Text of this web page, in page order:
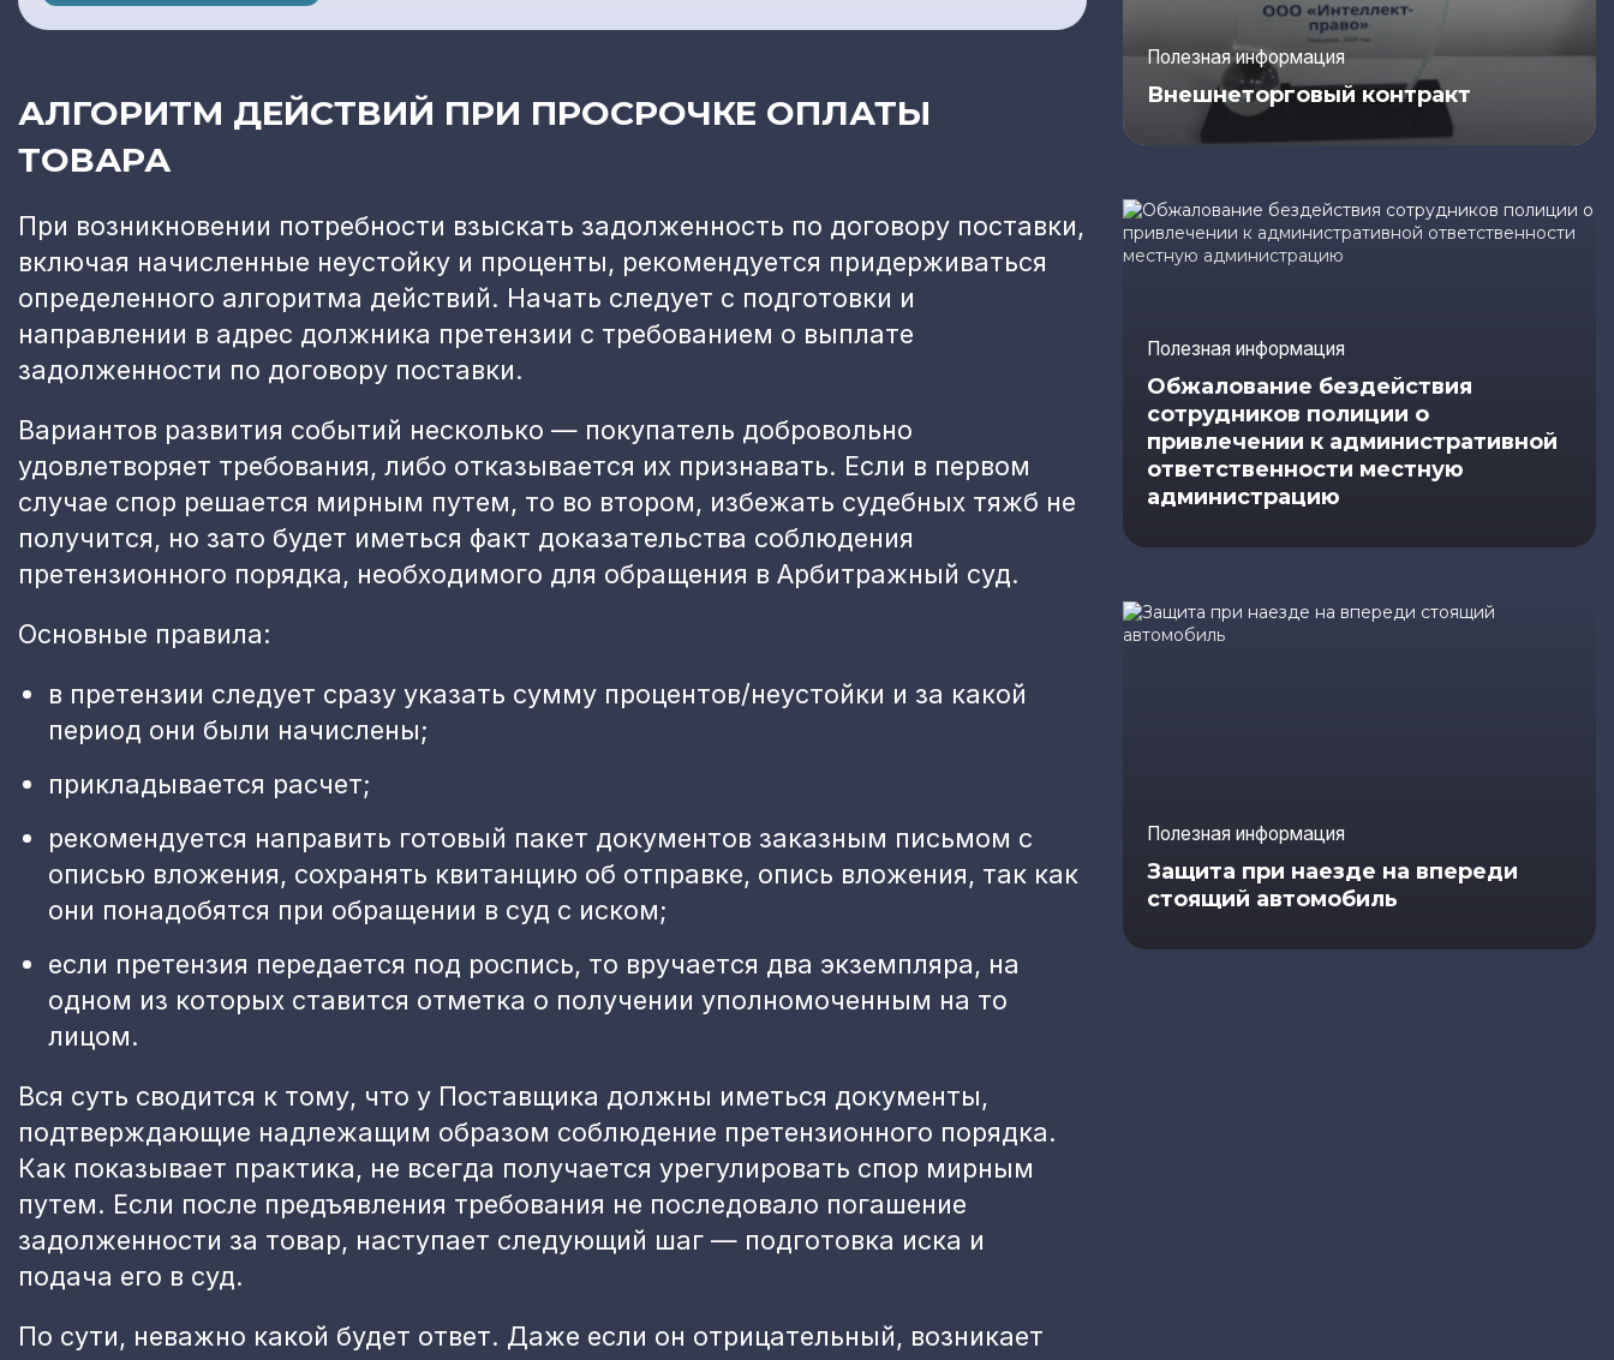
АЛГОРИТМ ДЕЙСТВИЙ ПРИ ПРОСРОЧКЕ ОПЛАТЫ
ТОВАРА
При возникновении потребности взыскать задолженность по договору поставки,
включая начисленные неустойку и проценты, рекомендуется придерживаться
определенного алгоритма действий. Начать следует с подготовки и
направлении в адрес должника претензии с требованием о выплате
задолженности по договору поставки.
Вариантов развития событий несколько — покупатель добровольно
удовлетворяет требования, либо отказывается их признавать. Если в первом
случае спор решается мирным путем, то во втором, избежать судебных тяжб не
получится, но зато будет иметься факт доказательства соблюдения
претензионного порядка, необходимого для обращения в Арбитражный суд.
Основные правила:
в претензии следует сразу указать сумму процентов/неустойки и за какой
период они были начислены;
прикладывается расчет;
рекомендуется направить готовый пакет документов заказным письмом с
описью вложения, сохранять квитанцию об отправке, опись вложения, так как
они понадобятся при обращении в суд с иском;
если претензия передается под роспись, то вручается два экземпляра, на
одном из которых ставится отметка о получении уполномоченным на то
лицом.
Вся суть сводится к тому, что у Поставщика должны иметься документы,
подтверждающие надлежащим образом соблюдение претензионного порядка.
Как показывает практика, не всегда получается урегулировать спор мирным
путем. Если после предъявления требования не последовало погашение
задолженности за товар, наступает следующий шаг — подготовка иска и
подача его в суд.
По сути, неважно какой будет ответ. Даже если он отрицательный, возникает
Полезная информация
Внешнеторговый контракт
Полезная информация
Обжалование бездействия
сотрудников полиции о
привлечении к административной
ответственности местную
администрацию
Полезная информация
Защита при наезде на впереди
стоящий автомобиль